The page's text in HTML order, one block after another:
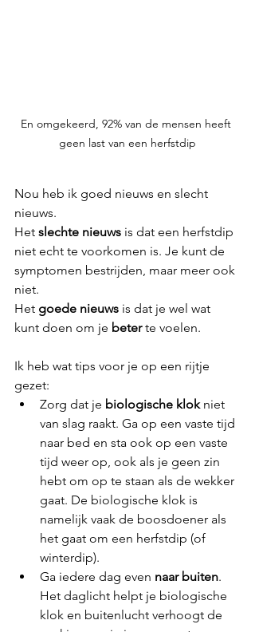
En omgekeerd, 92% van de mensen heeft
geen last van een herfstdip
Nou heb ik goed nieuws en slecht
nieuws.
Het slechte nieuws is dat een herfstdip
niet echt te voorkomen is. Je kunt de
symptomen bestrijden, maar meer ook
niet.
Het goede nieuws is dat je wel wat
kunt doen om je beter te voelen.
Ik heb wat tips voor je op een rijtje
gezet:
Zorg dat je biologische klok niet
van slag raakt. Ga op een vaste tijd
naar bed en sta ook op een vaste
tijd weer op, ook als je geen zin
hebt om op te staan als de wekker
gaat. De biologische klok is
namelijk vaak de boosdoener als
het gaat om een herfstdip (of
winterdip).
Ga iedere dag even naar buiten.
Het daglicht helpt je biologische
klok en buitenlucht verhoogt de